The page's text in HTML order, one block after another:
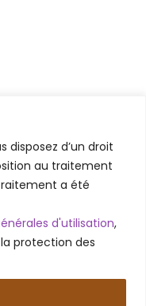
d’un droit
au traitement
a été
d'utilisation,
protection des
Maroc
- Marrakech
40000
31 48 61